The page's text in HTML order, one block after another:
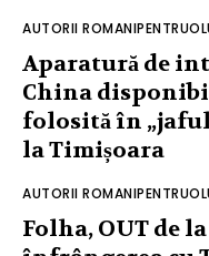
AUTORII
Aparatură de
China
folosită în
la Timișoara
AUTORII
Folha, OUT de